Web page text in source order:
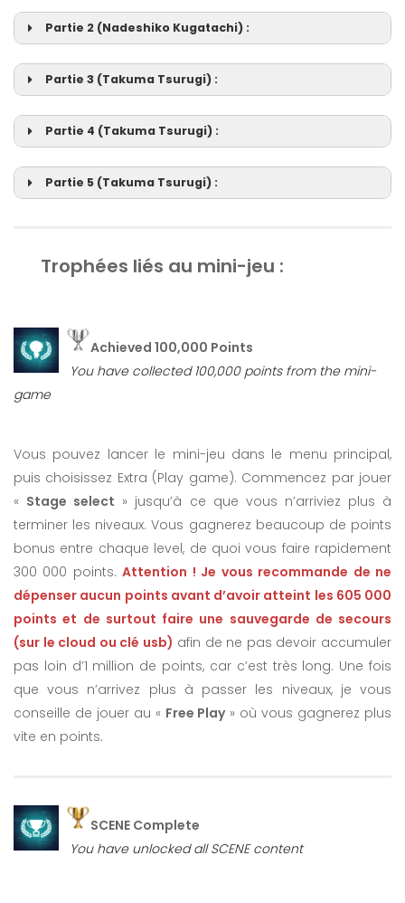
You have reached the « Demon’s Whisper »
route (Nadeshiko Kugatachi)
Partie 2 (Nadeshiko Kugatachi) :
Partie 3 (Takuma Tsurugi) :
Partie 4 (Takuma Tsurugi) :
Partie 5 (Takuma Tsurugi) :
Trophées liés au mini-jeu :
Achieved 100,000 Points
You have collected 100,000 points from the mini-
game
Vous pouvez lancer le mini-jeu dans le menu principal,
puis choisissez Extra (Play game). Commencez par jouer
« Stage select » jusqu’à ce que vous n’arriviez plus à
terminer les niveaux. Vous gagnerez beaucoup de points
bonus entre chaque level, de quoi vous faire rapidement
300 000 points.Attention ! Je vous recommande de ne
dépenser aucun points avant d’avoir atteint les 605 000
points et de surtout faire une sauvegarde de secours
(sur le cloud ou clé usb) afin de ne pas devoir accumuler
pas loin d’1 million de points, car c’est très long. Une fois
que vous n’arrivez plus à passer les niveaux, je vous
conseille de jouer au « Free Play» où vous gagnerez plus
vite en points.
SCENE Complete
You have unlocked all SCENE content